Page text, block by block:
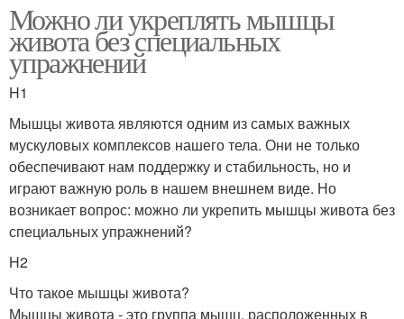
Можно ли укреплять мышцы
живота без специальных
упражнений
H1
Мышцы живота являются одним из самых важных
мускуловых комплексов нашего тела. Они не только
обеспечивают нам поддержку и стабильность, но и
играют важную роль в нашем внешнем виде. Но
возникает вопрос: можно ли укрепить мышцы живота без
специальных упражнений?
H2
Что такое мышцы живота?
Мышцы живота - это группа мышц, расположенных в